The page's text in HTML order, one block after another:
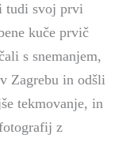
tudi svoj prvi
kuče prvič
s snemanjem,
Zagrebu in odšli
tekmovanje, in
z